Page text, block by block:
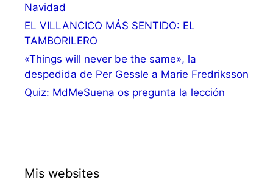
Navidad
EL VILLANCICO MÁS SENTIDO: EL
TAMBORILERO
«Things will never be the same», la
despedida de Per Gessle a Marie Fredriksson
Quiz: MdMeSuena os pregunta la lección
Mis websites